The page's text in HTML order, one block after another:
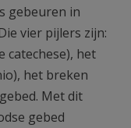
gebeuren in
vier pijlers zijn:
catechese), het
het breken
Met dit
gebed